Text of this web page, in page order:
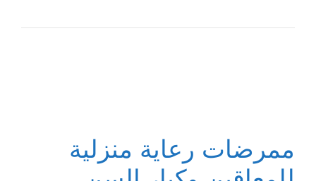
ممرضات رعاية منزلية